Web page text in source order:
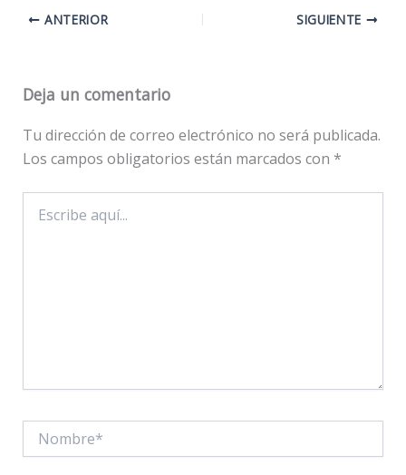
ANTERIOR SIGUIENTE
Deja un comentario
Tu dirección de correo electrónico no será publicada.
Los campos obligatorios están marcados con *
aquí...